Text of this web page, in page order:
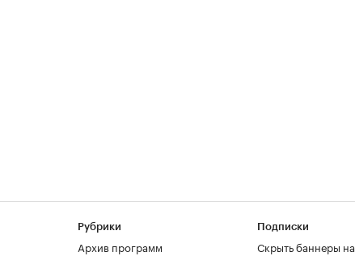
Рубрики
Архив программ
Подписки
Скрыть баннеры